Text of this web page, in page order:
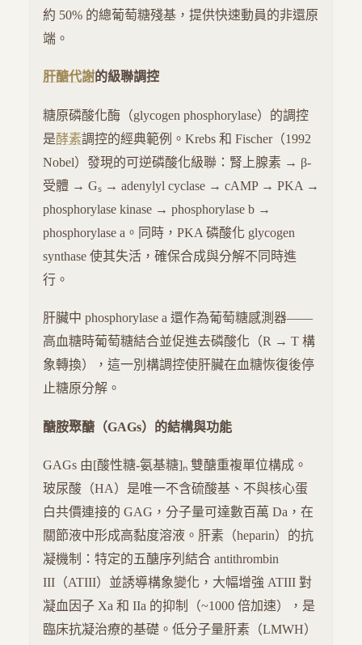
約 50% 的總葡萄糖殘基，提供快速動員的非還原
端。
肝醣代謝的級聯調控
糖原磷酸化酶（glycogen phosphorylase）的調控
是酵素調控的經典範例。Krebs 和 Fischer（1992
Nobel）發現的可逆磷酸化級聯：腎上腺素 → β-
受體 → Gₛ → adenylyl cyclase → cAMP → PKA →
phosphorylase kinase → phosphorylase b →
phosphorylase a。同時，PKA 磷酸化 glycogen
synthase 使其失活，確保合成與分解不同時進
行。
肝臟中 phosphorylase a 還作為葡萄糖感測器——
高血糖時葡萄糖結合並促進去磷酸化（R → T 構
象轉換），這一別構調控使肝臟在血糖恢復後停
止糖原分解。
醣胺聚醣（GAGs）的結構與功能
GAGs 由[酸性糖-氨基糖]ₙ 雙醣重複單位構成。
玻尿酸（HA）是唯一不含硫酸基、不與核心蛋
白共價連接的 GAG，分子量可達數百萬 Da，在
關節液中形成高黏度溶液。肝素（heparin）的抗
凝機制：特定的五醣序列結合 antithrombin
III（ATIII）並誘導構象變化，大幅增強 ATIII 對
凝血因子 Xa 和 IIa 的抑制（~1000 倍加速），是
臨床抗凝治療的基礎。低分子量肝素（LMWH）